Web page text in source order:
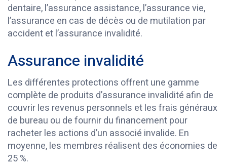
dentaire, l’assurance assistance, l’assurance vie,
l’assurance en cas de décès ou de mutilation par
accident et l’assurance invalidité.
Assurance invalidité
Les différentes protections offrent une gamme
complète de produits d’assurance invalidité afin de
couvrir les revenus personnels et les frais généraux
de bureau ou de fournir du financement pour
racheter les actions d’un associé invalide. En
moyenne, les membres réalisent des économies de
25 %.